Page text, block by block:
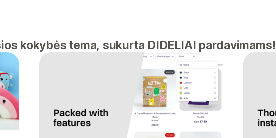
kokybės tema, sukurta DIDELIAI pardavimams!